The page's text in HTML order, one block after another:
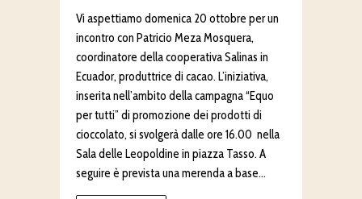
Vi aspettiamo domenica 20 ottobre per un
incontro con Patricio Meza Mosquera,
coordinatore della cooperativa Salinas in
Ecuador, produttrice di cacao. L’iniziativa,
inserita nell’ambito della campagna “Equo
per tutti” di promozione dei prodotti di
cioccolato, si svolgerà dalle ore 16.00 nella
Sala delle Leopoldine in piazza Tasso. A
seguire è prevista una merenda a base…